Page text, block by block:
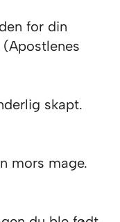
for din
skapt.
mors mage.